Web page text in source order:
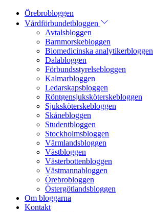
Örebrobloggen
Vårdförbundetbloggen
Avtalsbloggen
Barnmorskebloggen
Biomedicinska analytikerbloggen
Dalabloggen
Förbundsstyrelsebloggen
Kalmarbloggen
Ledarskapsbloggen
Röntgensjuksköterskebloggen
Sjuksköterskebloggen
Skånebloggen
Studentbloggen
Stockholmsbloggen
Värmlandsbloggen
Västbloggen
Västerbottenbloggen
Västmannabloggen
Örebrobloggen
Östergötlandsbloggen
Om bloggarna
Kontakt